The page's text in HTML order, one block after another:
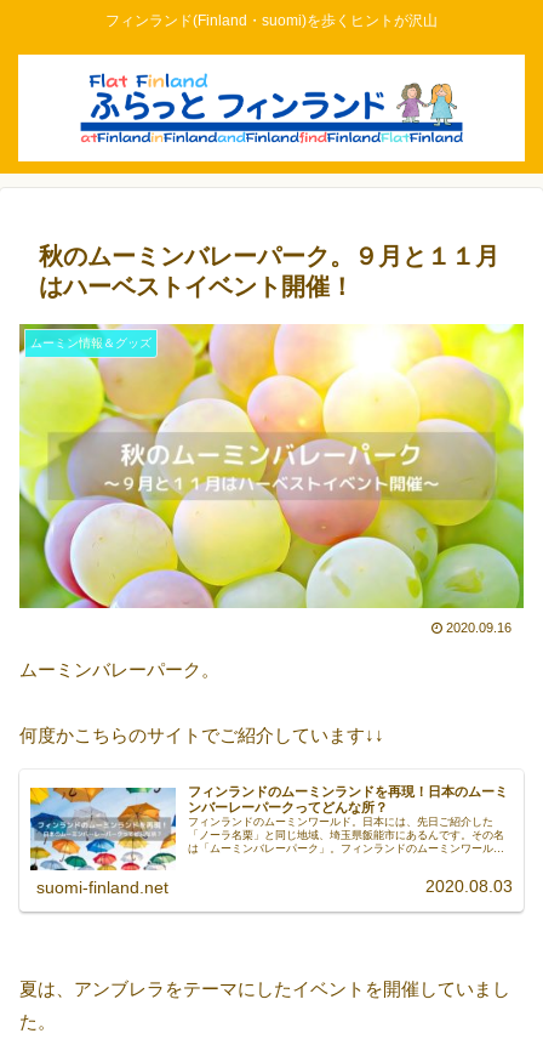
フィンランド(Finland・suomi)を歩くヒントが沢山
秋のムーミンバレーパーク。９月と１１月
はハーベストイベント開催！
ムーミン情報＆グッズ
2020.09.16
ムーミンバレーパーク。
何度かこちらのサイトでご紹介しています↓↓
フィンランドのムーミンランドを再現！日本のムーミ
ンバーレーパークってどんな所？
フィンランドのムーミンワールド。日本には、先日ご紹介した
「ノーラ名栗」と同じ地域、埼玉県飯能市にあるんです。その名
は「ムーミンバレーパーク」。フィンランドのムーミンワールド
suomi-finland.net 2020.08.03
夏は、アンブレラをテーマにしたイベントを開催していまし
た。